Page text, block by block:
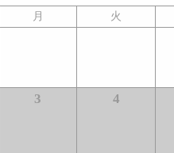
月 火
3 4